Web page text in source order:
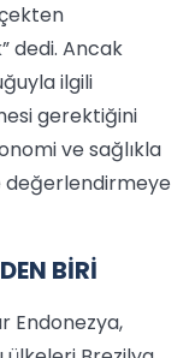
dedi. Ancak
ilgili
gerektiğini
ve sağlıkla
değerlendirmeye
BİRİ
Endonezya,